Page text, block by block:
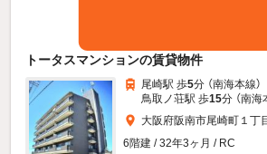
トータスマンションの賃貸物件
尾崎駅 歩5分 （南海本線）
鳥取ノ荘駅 歩15分 （南海
大阪府阪南市尾崎町１丁
6階建 / 32年3ヶ月 / RC